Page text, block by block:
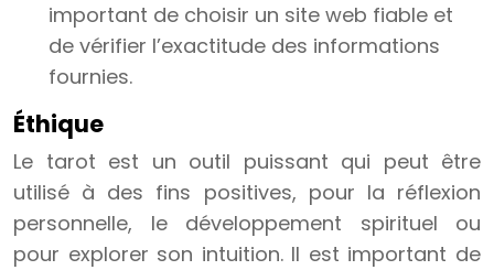
important de choisir un site web fiable et
de vérifier l’exactitude des informations
fournies.
Éthique
Le tarot est un outil puissant qui peut être
utilisé à des fins positives, pour la réflexion
personnelle, le développement spirituel ou
pour explorer son intuition. Il est important de